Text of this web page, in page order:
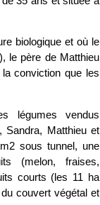
biologique et où le
le père de Matthieu
conviction que les
légumes vendus
Sandra, Matthieu et
sous tunnel, une
(melon, fraises,
courts (les 11 ha
couvert végétal et